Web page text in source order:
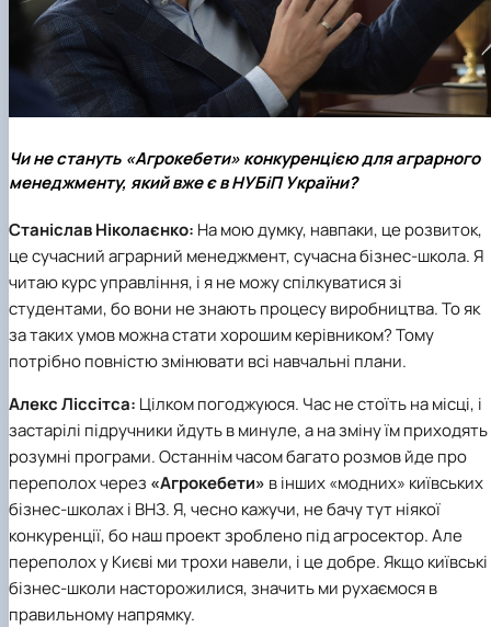
Чи не стануть «Агрокебети» конкуренцією для аграрного
менеджменту, який вже є в НУБіП України?
Станіслав Ніколаєнко: На мою думку, навпаки, це розвиток,
це сучасний аграрний менеджмент, сучасна бізнес-школа. Я
читаю курс управління, і я не можу спілкуватися зі
студентами, бо вони не знають процесу виробництва. То як
за таких умов можна стати хорошим керівником? Тому
потрібно повністю змінювати всі навчальні плани.
Алекс Ліссітса: Цілком погоджуюся. Час не стоїть на місці, і
застарілі підручники йдуть в минуле, а на зміну їм приходять
розумні програми. Останнім часом багато розмов йде про
переполох через «Агрокебети» в інших «модних» київських
бізнес-школах і ВНЗ. Я, чесно кажучи, не бачу тут ніякої
конкуренції, бо наш проект зроблено під агросектор. Але
переполох у Києві ми трохи навели, і це добре. Якщо київські
бізнес-школи насторожилися, значить ми рухаємося в
правильному напрямку.